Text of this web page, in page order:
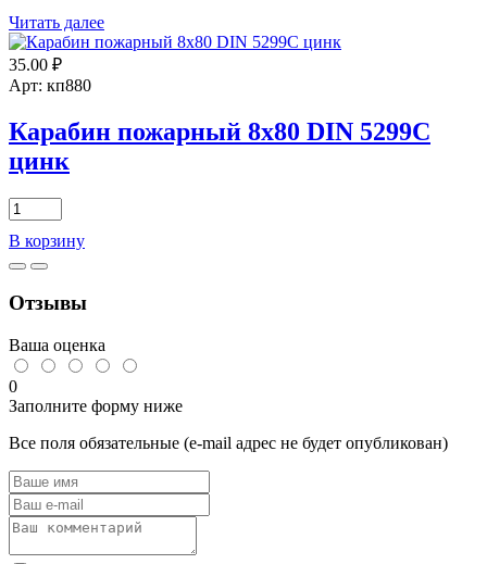
Читать далее
35.00 ₽
Арт: кп880
Карабин пожарный 8х80 DIN 5299C
цинк
Количество
товара
Карабин
пожарный
DIN
цинк
В корзину
Отзывы
Ваша оценка
0
Заполните форму ниже
Все поля обязательные (e-mail адрес не будет опубликован)